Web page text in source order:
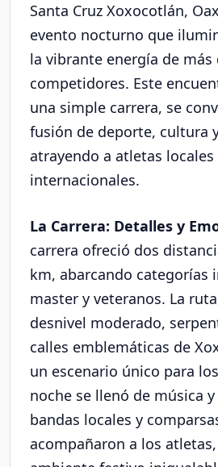
Santa Cruz Xoxocotlán,
evento nocturno que
la vibrante energía de más
competidores. Este
una simple carrera, se
fusión de deporte, cultura
atrayendo a atletas
internacionales.
La Carrera: Detalles y
carrera ofreció dos
km, abarcando categorías
master y veteranos. La
desnivel moderado,
calles emblemáticas de
un escenario único para
noche se llenó de música
bandas locales y
acompañaron a los